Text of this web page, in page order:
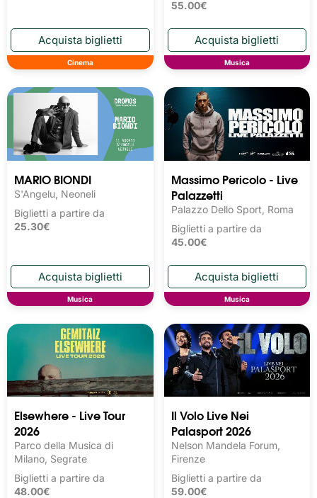
Cinema
55.00€
Musica
MARIO BIONDI
S'Angelu, Neoneli
Biglietti a partire da
25.30€
Musica
Massimo Pericolo - Live
Palazzetti
Palazzo Dello Sport, Roma
Biglietti a partire da
45.00€
Musica
Elsewhere - Live Tour
2026
Parco della Musica di
Milano, Segrate
Biglietti a partire da
48.00€
Il Volo Live Nei
Palasport 2026
Nelson Mandela Forum,
Firenze
Biglietti a partire da
59.00€